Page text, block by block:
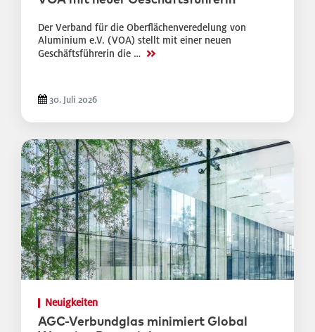
Der Verband für die Oberflächenveredelung von
Aluminium e.V. (VOA) stellt mit einer neuen
Geschäftsführerin die … >>
30. Juli 2026
Neuigkeiten
AGC-Verbundglas minimiert Global